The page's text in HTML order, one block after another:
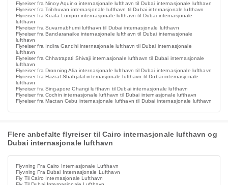
Flyreiser fra Ninoy Aquino internasjonale lufthavn til Dubai internasjonale lufthavn
Flyreiser fra Tribhuvan internasjonale lufthavn til Dubai internasjonale lufthavn
Flyreiser fra Kuala Lumpur internasjonale lufthavn til Dubai internasjonale
lufthavn
Flyreiser fra Suvarnabhumi lufthavn til Dubai internasjonale lufthavn
Flyreiser fra Bandaranaike internasjonale lufthavn til Dubai internasjonale
lufthavn
Flyreiser fra Indira Gandhi internasjonale lufthavn til Dubai internasjonale
lufthavn
Flyreiser fra Chhatrapati Shivaji internasjonale lufthavn til Dubai internasjonale
lufthavn
Flyreiser fra Dronning Alia internasjonale lufthavn til Dubai internasjonale lufthavn
Flyreiser fra Hazrat Shahjalal internasjonale lufthavn til Dubai internasjonale
lufthavn
Flyreiser fra Singapore Changi lufthavn til Dubai internasjonale lufthavn
Flyreiser fra Cochin internasjonale lufthavn til Dubai internasjonale lufthavn
Flyreiser fra Mactan Cebu internasjonale lufthavn til Dubai internasjonale lufthavn
Flere anbefalte flyreiser til Cairo internasjonale lufthavn og
Dubai internasjonale lufthavn
Flyvning Fra Cairo Internasjonale Lufthavn
Flyvning Fra Dubai Internasjonale Lufthavn
Fly Til Cairo Internasjonale Lufthavn